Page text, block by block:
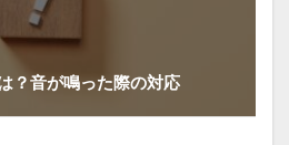
？音が鳴った際の対応